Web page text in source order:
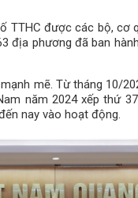
TTHC được các bộ, cơ
địa phương đã ban
mẽ. Từ tháng 10/
năm 2024 xếp thứ
nay vào hoạt động.